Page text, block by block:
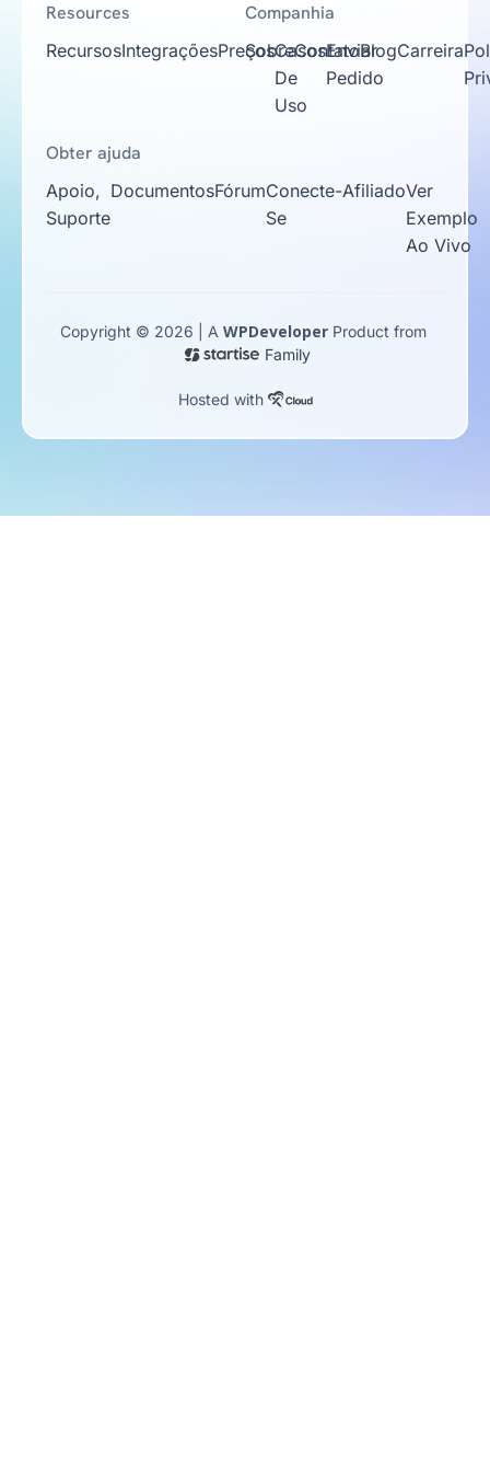
Resources
RecursosIntegraçõesPreçosCasos
De
Uso
Enviar
Pedido
Companhia
SobreContatoBlogCarreira
Obter ajuda
Apoio,
Suporte
DocumentosFórumConecte-
Se
AfiliadoVer
Exemplo
Ao Vivo
Copyright © 2026 | A WPDeveloperProduct from
Family
Hosted with